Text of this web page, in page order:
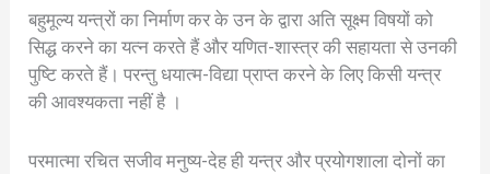
बहुमूल्य यन्त्रों का निर्माण कर के उन के द्वारा अति सूक्ष्म विषयों को
सिद्ध करने का यत्न करते हैं और यणित-शास्त्र की सहायता से उनकी
पुष्टि करते हैं। परन्तु धयात्म-विद्या प्राप्त करने के लिए किसी यन्त्र
की आवश्यकता नहीं है ।
परमात्मा रचित सजीव मनुष्य-देह ही यन्त्र और प्रयोगशाला दोनों का